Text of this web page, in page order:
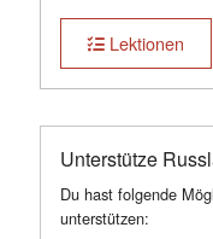
Lektionen
Unterstütze
Du hast folgende
unterstützen: